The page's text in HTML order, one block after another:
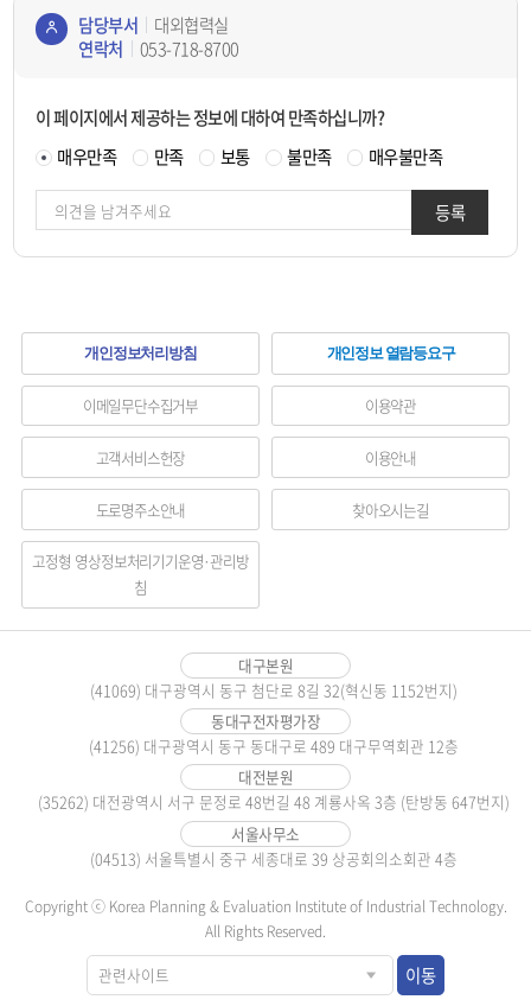
정보
책임
담당부서
대외협력실
연락처
053-718-8700
이 페이지에서 제공하는 정보에 대하여 만족하십니까?
매우만족
만족 보통 불만족 매우불만족
등록
하
단
메
뉴
개인정보처리방침 개인정보 열람등요구
이메일무단수집거부 이용약관
고객서비스헌장 이용안내
도로명주소안내 찾아오시는길
고정형 영상정보처리기기운영·관리방
침
대구본원
(41069) 대구광역시 동구 첨단로 8길 32(혁신동 1152번지)
동대구전자평가장
(41256) 대구광역시 동구 동대구로 489 대구무역회관 12층
대전분원
(35262) 대전광역시 서구 문정로 48번길 48 계룡사옥 3층 (탄방동 647번지)
서울사무소
(04513) 서울특별시 중구 세종대로 39 상공회의소회관 4층
Copyright ⓒ Korea Planning & Evaluation Institute of Industrial Technology.
All Rights Reserved.
이동